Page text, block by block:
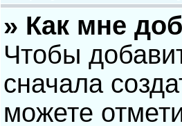
» Как мне
Чтобы
сначала
можете